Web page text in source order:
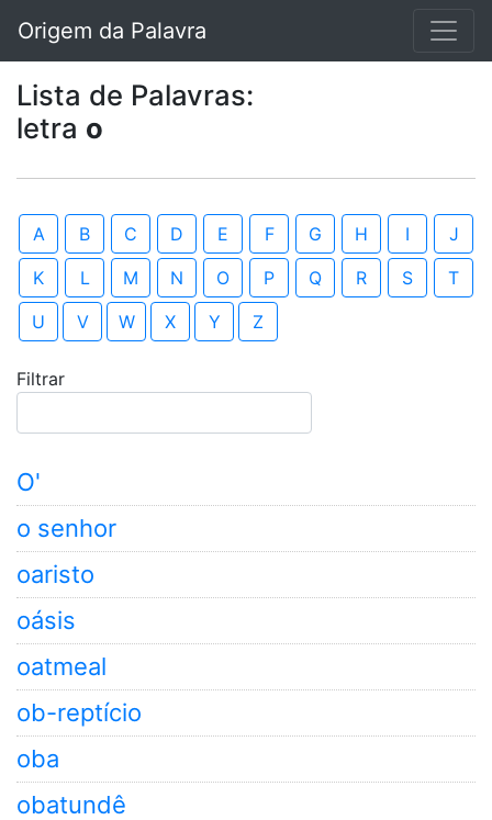
Origem da Palavra
Lista de Palavras:
letra o
A B C D E F G H I
J
K
L M N O P Q R S
T
U
V W X Y Z
Filtrar
O'
o senhor
oaristo
oásis
oatmeal
ob-reptício
oba
obatundê